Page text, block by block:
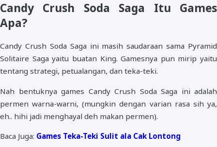
Candy Crush Soda Saga Itu Games
Apa?
Candy Crush Soda Saga ini masih saudaraan sama Pyramid
Solitaire Saga yaitu buatan King. Gamesnya pun mirip yaitu
tentang strategi, petualangan, dan teka-teki.
Nah bentuknya games Candy Crush Soda Saga ini adalah
permen warna-warni, (mungkin dengan varian rasa sih ya,
eh.. hihi jadi menghayal deh makan permen).
Baca Juga: Games Teka-Teki Sulit ala Cak Lontong